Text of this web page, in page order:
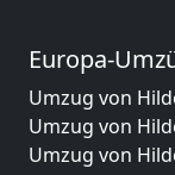
Europa-
Umzug von
Umzug von
Umzug von